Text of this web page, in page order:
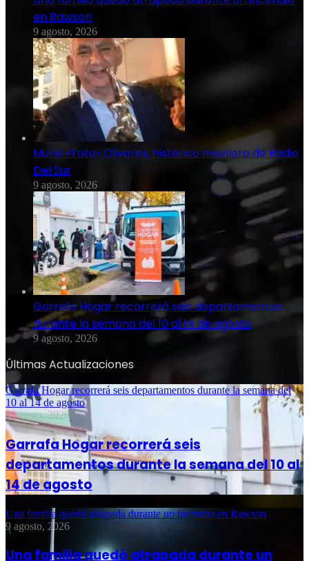
en Rawson
9 agosto, 2026
Murió «Toto» Olivares, histórico movilero de Radio
Del Sur
9 agosto, 2026
Garrafa Hogar recorrerá seis departamentos
durante la semana del 10 al 14 de agosto
9 agosto, 2026
Últimas Actualizaciones
Garrafa Hogar recorrerá seis departamentos durante la semana del
10 al 14 de agosto
9 agosto, 2026
Garrafa Hogar recorrerá seis
departamentos durante la semana del 10 al
14 de agosto
Una familia quedó atrapada durante un incendio en Rawson
9 agosto, 2026
Una familia quedó atrapada durante un